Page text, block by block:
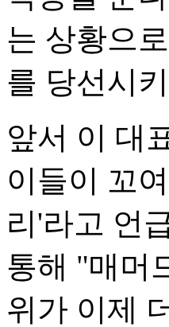
는 상황으
를 당선시
앞서 이 대
이들이 꼬
리'라고 언
통해 "매머
위가 이제